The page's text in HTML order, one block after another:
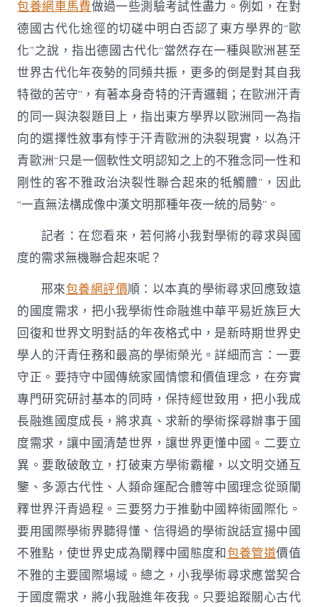
包養網車馬費做過一些測驗考試性盡力。例如，在對
德國古代化途徑的切磋中明白否認了東方學界的“歐
化”之說，指出德國古代化“當然存在一種與歐洲甚至
世界古代化年夜勢的同頻共振，更多的倒是對其自我
特徵的苦守”，有著本身奇特的汗青邏輯；在歐洲汗青
的同一與決裂題目上，指出東方學界以歐洲同一為指
向的選擇性敘事有悖于汗青歐洲的決裂現實，以為汗
青歐洲“只是一個軟性文明認知之上的不雅念同一性和
剛性的客不雅政治決裂性聯合起來的牴觸體”，因此
“一直無法構成像中漢文明那種年夜一統的局勢”。
記者：在您看來，若何將小我對學術的尋求與國
度的需求無機聯合起來呢？
邢來包養網評價順：以本真的學術尋求回應致遠
的國度需求，把小我學術性命融進中華平易近族巨大
回復和世界文明對話的年夜格式中，是新時期世界史
學人的汗青任務和最高的學術榮光。詳細而言：一要
守正。要持守中國傳統家國情懷和價值理念，在夯實
專門研究研討基本的同時，保持經世致用，把小我成
長融進國度成長，將求真、求新的學術探尋辦事于國
度需求，讓中國清楚世界，讓世界更懂中國。二要立
異。要敢破敢立，打破東方學術霸權，以文明交通互
鑒、多源古代性、人類命運配合體等中國理念從頭闡
釋世界汗青過程。三要努力于推動中國粹術國際化。
要用國際學術界聽得懂、信得過的學術說話宣揚中國
不雅點，使世界史成為闡釋中國態度和包養管道價值
不雅的主要國際場域。總之，小我學術尋求應當契合
于國度需求，將小我融進年夜我。只要追蹤關心古代